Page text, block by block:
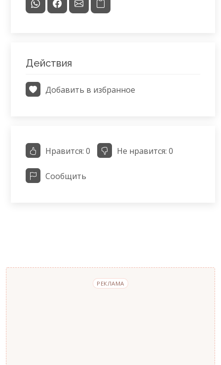
Действия
Добавить в избранное
Нравится: 0 Не нравится: 0
Сообщить
РЕКЛАМА